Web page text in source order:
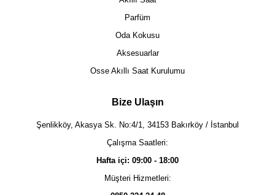
Parfüm
Oda Kokusu
Aksesuarlar
Osse Akıllı Saat Kurulumu
Bize Ulaşın
Şenlikköy, Akasya Sk. No:4/1, 34153 Bakırköy / İstanbul
Çalışma Saatleri:
Hafta içi: 09:00 - 18:00
Müşteri Hizmetleri: